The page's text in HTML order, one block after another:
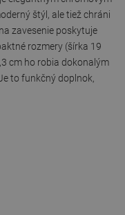
štýl, ale tiež chráni
zavesenie poskytuje
rozmery (šírka 19
cm ho robia dokonalým
to funkčný doplnok,